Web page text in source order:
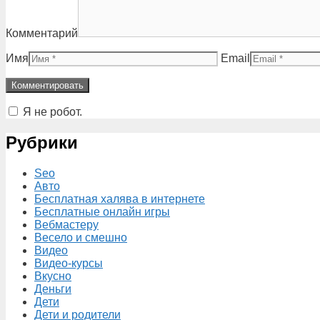
Комментарий
Имя Email
Я не робот.
Рубрики
Seo
Авто
Бесплатная халява в интернете
Бесплатные онлайн игры
Вебмастеру
Весело и смешно
Видео
Видео-курсы
Вкусно
Деньги
Дети
Дети и родители